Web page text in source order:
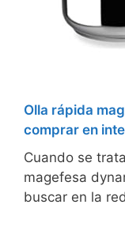
Olla rápida
comprar en
Cuando se
magefesa
buscar en la